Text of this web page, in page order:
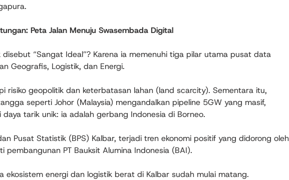
Peta Jalan Menuju Swasembada Digital
disebut “Sangat Ideal”? Karena ia memenuhi tiga pilar utama pusat data
Geografis, Logistik, dan Energi.
risiko geopolitik dan keterbatasan lahan (land scarcity). Sementara itu,
seperti Johor (Malaysia) mengandalkan pipeline 5GW yang masif,
daya tarik unik: ia adalah gerbang Indonesia di Borneo.
Pusat Statistik (BPS) Kalbar, terjadi tren ekonomi positif yang didorong oleh
pembangunan PT Bauksit Alumina Indonesia (BAI).
ekosistem energi dan logistik berat di Kalbar sudah mulai matang.